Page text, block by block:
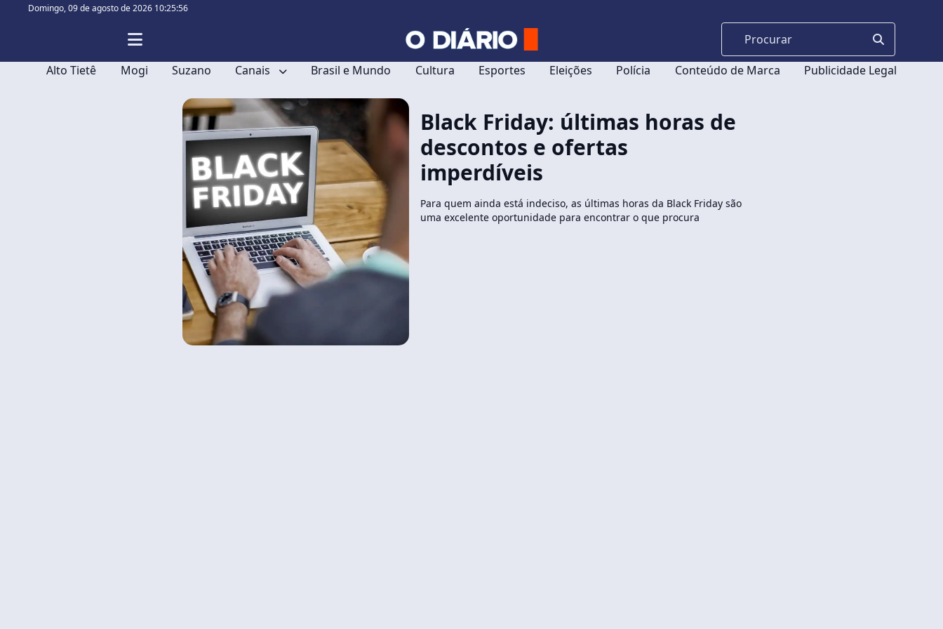
Domingo,09 de agosto de 2026 10:25:57
Alto Tietê Mogi Suzano Canais Brasil e Mundo Cultura Esportes Eleições Polícia Conteúdo de Marca Publicidade Legal
Black Friday: últimas horas de
descontos e ofertas
imperdíveis
Para quem ainda está indeciso, as últimas horas da Black Friday são
uma excelente oportunidade para encontrar o que procura